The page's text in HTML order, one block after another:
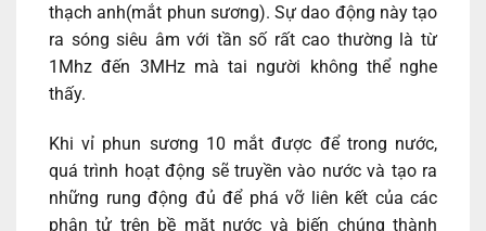
thạch anh(mắt phun sương). Sự dao động này tạo
ra sóng siêu âm với tần số rất cao thường là từ
1Mhz đến 3MHz mà tai người không thể nghe
thấy.
Khi vỉ phun sương 10 mắt được để trong nước,
quá trình hoạt động sẽ truyền vào nước và tạo ra
những rung động đủ để phá vỡ liên kết của các
phân tử trên bề mặt nước và biến chúng thành